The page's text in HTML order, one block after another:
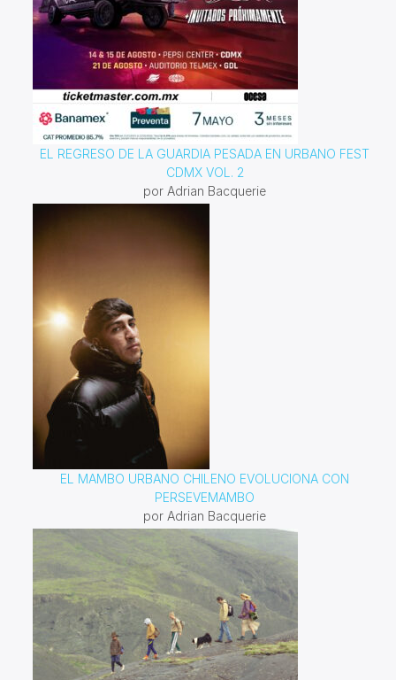
EL REGRESO DE LA GUARDIA PESADA EN URBANO FEST
CDMX VOL. 2
por Adrian Bacquerie
EL MAMBO URBANO CHILENO EVOLUCIONA CON
PERSEVEMAMBO
por Adrian Bacquerie